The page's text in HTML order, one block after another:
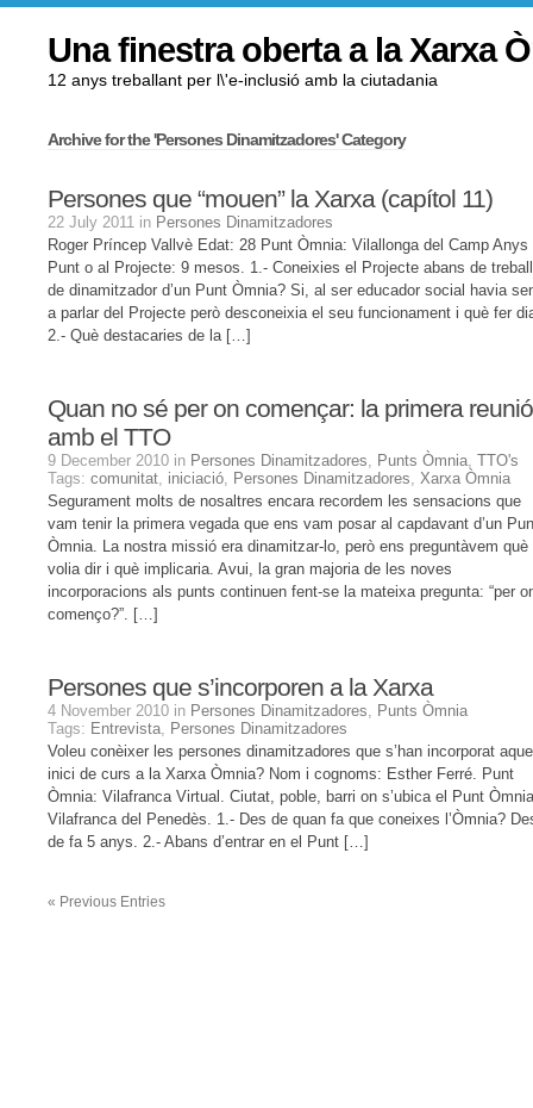
Una finestra oberta a la Xarxa
12 anys treballant per l\'e-inclusió amb la ciutadania
Archive for the 'Persones Dinamitzadores' Category
Persones que “mouen” la Xarxa (capítol 11)
22 July 2011 in Persones Dinamitzadores
Roger Príncep Vallvè Edat: 28 Punt Òmnia: Vilallonga del Camp Anys
Punt o al Projecte: 9 mesos. 1.- Coneixies el Projecte abans de
de dinamitzador d’un Punt Òmnia? Si, al ser educador social havia
a parlar del Projecte però desconeixia el seu funcionament i què fer
2.- Què destacaries de la […]
Quan no sé per on començar: la primera reunió
amb el TTO
9 December 2010 in Persones Dinamitzadores, Punts Òmnia, TTO's
Tags: comunitat, iniciació, Persones Dinamitzadores, Xarxa Òmnia
Segurament molts de nosaltres encara recordem les sensacions que
vam tenir la primera vegada que ens vam posar al capdavant d’un
Òmnia. La nostra missió era dinamitzar-lo, però ens preguntàvem què
volia dir i què implicaria. Avui, la gran majoria de les noves
incorporacions als punts continuen fent-se la mateixa pregunta: “per
començo?”. […]
Persones que s’incorporen a la Xarxa
4 November 2010 in Persones Dinamitzadores, Punts Òmnia
Tags: Entrevista, Persones Dinamitzadores
Voleu conèixer les persones dinamitzadores que s’han incorporat
inici de curs a la Xarxa Òmnia? Nom i cognoms: Esther Ferré. Punt
Òmnia: Vilafranca Virtual. Ciutat, poble, barri on s’ubica el Punt
Vilafranca del Penedès. 1.- Des de quan fa que coneixes l’Òmnia?
de fa 5 anys. 2.- Abans d’entrar en el Punt […]
« Previous Entries